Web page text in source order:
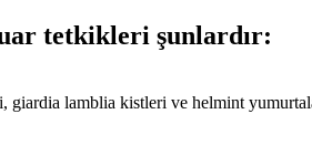
tetkikleri şunlardır:
giardia lamblia kistleri ve helmint